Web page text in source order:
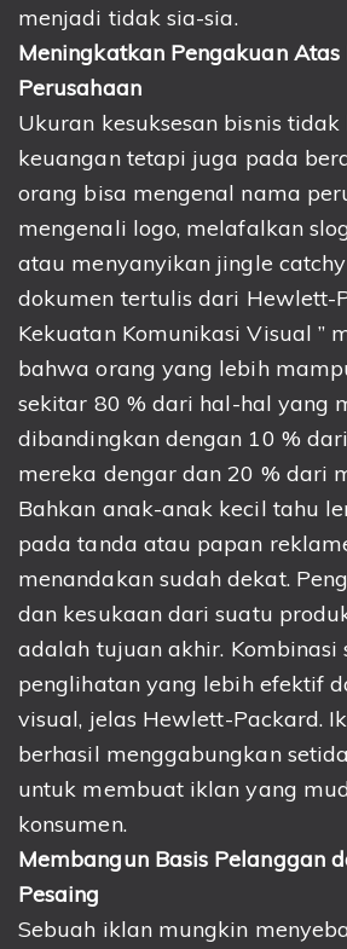
menjadi tidak sia-sia.
Meningkatkan Pengakuan Atas
Perusahaan
Ukuran kesuksesan bisnis
keuangan tetapi juga pada
orang bisa mengenal nama
mengenali logo, melafalkan
atau menyanyikan jingle
dokumen tertulis dari Hewlett-
Kekuatan Komunikasi Visual ”
bahwa orang yang lebih
sekitar 80 % dari hal-hal yang
dibandingkan dengan 10 %
mereka dengar dan 20 % dari
Bahkan anak-anak kecil tahu
pada tanda atau papan
menandakan sudah dekat.
dan kesukaan dari suatu
adalah tujuan akhir. Kombinasi
penglihatan yang lebih efektif
visual, jelas Hewlett-Packard.
berhasil menggabungkan
untuk membuat iklan yang
konsumen.
Membangun Basis Pelanggan
Pesaing
Sebuah iklan mungkin